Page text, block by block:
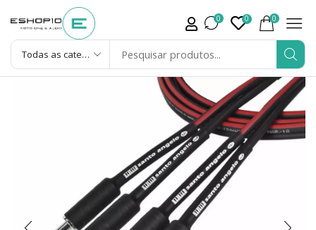
0 0 0